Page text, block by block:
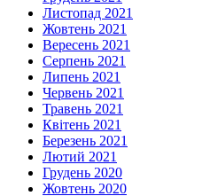
Листопад 2021
Жовтень 2021
Вересень 2021
Серпень 2021
Липень 2021
Червень 2021
Травень 2021
Квітень 2021
Березень 2021
Лютий 2021
Грудень 2020
Жовтень 2020